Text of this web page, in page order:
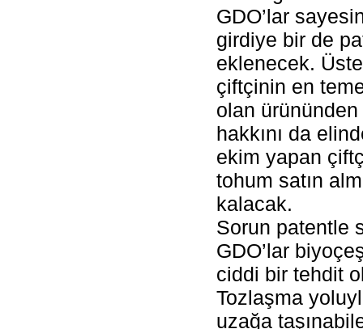
GDO’lar
girdiye bir de
eklenecek.
çiftçinin en
olan
hakkını da
ekim yapan
tohum satın
kalacak.
Sorun patentle
GDO’lar
ciddi bir tehdit
Tozlaşma
uzağa